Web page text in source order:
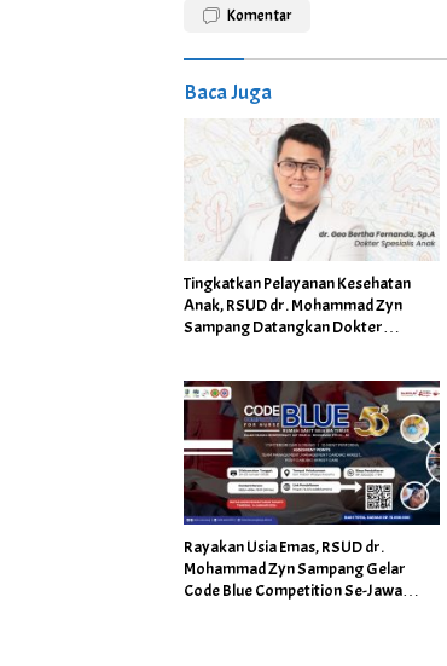
Komentar
Baca Juga
Tingkatkan Pelayanan Kesehatan
Anak, RSUD dr. Mohammad Zyn
Sampang Datangkan Dokter
Rayakan Usia Emas, RSUD dr.
Mohammad Zyn Sampang Gelar
Code Blue Competition Se-Jawa